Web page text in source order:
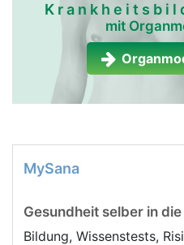
mit
MySana
Gesundheit selber in
Bildung, Wissenstests,